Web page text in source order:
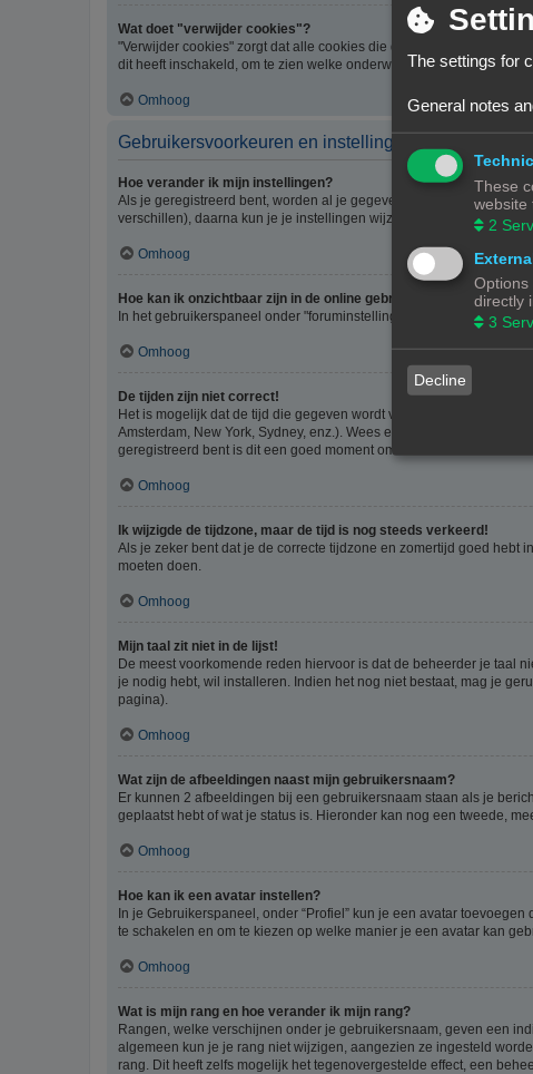
Wat doet "verwijder cookies"?
"Verwijder cookies" zorgt dat alle cookies die door phpBB3 zijn
dit heeft inschakeld, om te zien welke onderwerpen je al gelezen
Omhoog
Gebruikersvoorkeuren en instellingen
Hoe verander ik mijn instellingen?
Als je geregistreerd bent, worden al je gegevens opgeslagen in de
verschillen), daarna kun je je instellingen wijzigen.
Omhoog
Hoe kan ik onzichtbaar zijn in de online gebruikers lijst?
In het gebruikerspaneel onder "foruminstellingen", vind je de optie
Omhoog
De tijden zijn niet correct!
Het is mogelijk dat de tijd die gegeven wordt van een andere
Amsterdam, New York, Sydney, enz.). Wees er bewust van dat het
geregistreerd bent is dit een goed moment om dit te doen.
Omhoog
Ik wijzigde de tijdzone, maar de tijd is nog steeds verkeerd!
Als je zeker bent dat je de correcte tijdzone en zomertijd goed
moeten doen.
Omhoog
Mijn taal zit niet in de lijst!
De meest voorkomende reden hiervoor is dat de beheerder je taal
je nodig hebt, wil installeren. Indien het nog niet bestaat, mag je
pagina).
Omhoog
Wat zijn de afbeeldingen naast mijn gebruikersnaam?
Er kunnen 2 afbeeldingen bij een gebruikersnaam staan als je
geplaatst hebt of wat je status is. Hieronder kan nog een tweede,
Omhoog
Hoe kan ik een avatar instellen?
In je Gebruikerspaneel, onder “Profiel” kun je een avatar
te schakelen en om te kiezen op welke manier je een avatar kan
Omhoog
Wat is mijn rang en hoe verander ik mijn rang?
Rangen, welke verschijnen onder je gebruikersnaam, geven een
algemeen kun je je rang niet wijzigen, aangezien ze ingesteld
rang. Dit heeft zelfs mogelijk het tegenovergestelde effect, een
The settings for
General notes
These
website
2
Options
directly
3
Decline